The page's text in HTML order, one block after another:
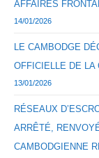
AFFAIRES
14/01/2026
LE CAMBODGE
OFFICIELLE DE LA
13/01/2026
RÉSEAUX
ARRÊTÉ,
CAMBODGIENNE